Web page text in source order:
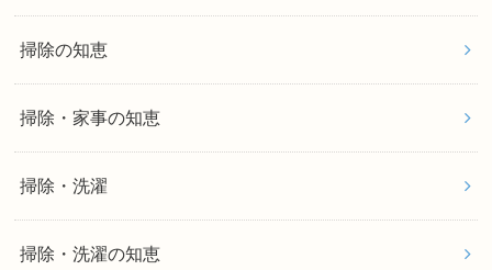
掃除の知恵
掃除・家事の知恵
掃除・洗濯
掃除・洗濯の知恵